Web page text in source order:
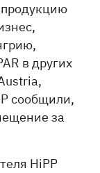
продукцию
в других
сообщили,
за
HiPP